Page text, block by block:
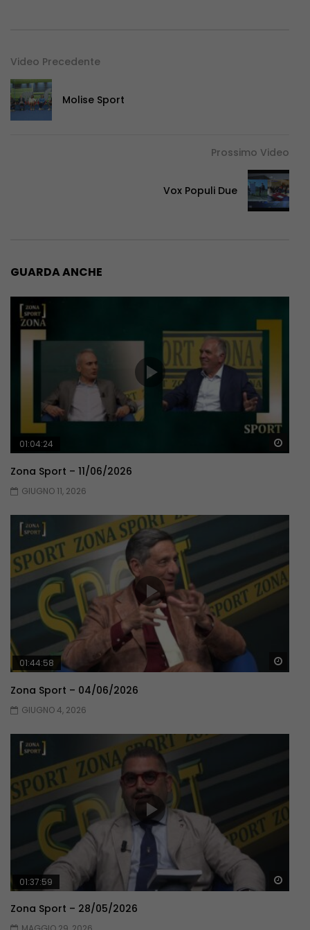
Video Precedente
Molise Sport
Prossimo Video
Vox Populi Due
GUARDA ANCHE
01:04:24
Zona Sport – 11/06/2026
GIUGNO 11, 2026
01:44:58
Zona Sport – 04/06/2026
GIUGNO 4, 2026
01:37:59
Zona Sport – 28/05/2026